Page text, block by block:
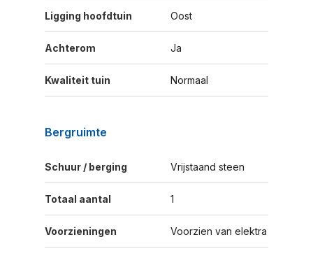
Ligging hoofdtuin Oost
Achterom Ja
Kwaliteit tuin Normaal
Bergruimte
Schuur / berging Vrijstaand steen
Totaal aantal 1
Voorzieningen Voorzien van elektra